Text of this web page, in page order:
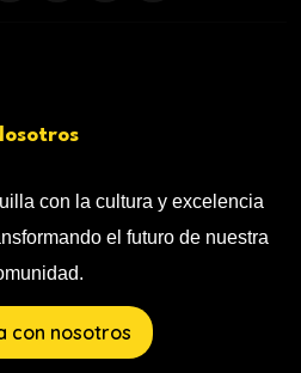
con la cultura y excelencia
el futuro de nuestra
con nosotros